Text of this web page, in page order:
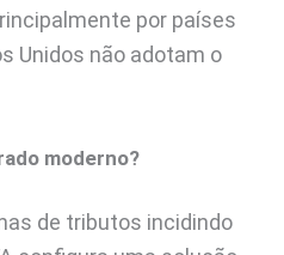
por países
Unidos não adotam o
moderno?
de tributos incidindo